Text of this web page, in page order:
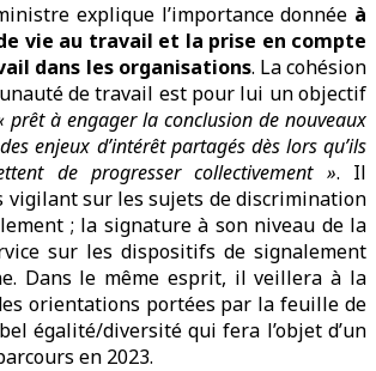
explique l’importance donnée à
vie au travail et la prise en compte
dans les organisations. La cohésion
de travail est pour lui un objectif
prêt à engager la conclusion de nouveaux
enjeux d’intérêt partagés dès lors qu’ils
de progresser collectivement ». Il
vigilant sur les sujets de discrimination
; la signature à son niveau de la
sur les dispositifs de signalement
Dans le même esprit, il veillera à la
orientations portées par la feuille de
égalité/diversité qui fera l’objet d’un
en 2023.